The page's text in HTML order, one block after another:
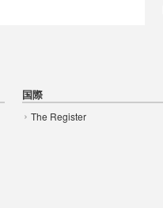
国際
The Register